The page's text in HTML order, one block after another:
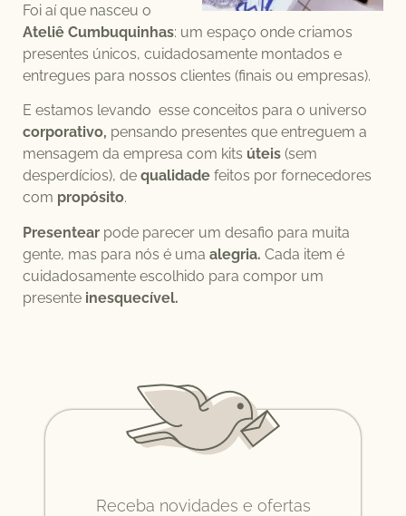
Foi aí que nasceu o
Ateliê Cumbuquinhas: um espaço onde criamos
presentes únicos, cuidadosamente montados e
entregues para nossos clientes (finais ou empresas).
E estamos levando esse conceitos para o universo
corporativo, pensando presentes que entreguem a
mensagem da empresa com kits úteis (sem
desperdícios), de qualidade feitos por fornecedores
com propósito.
Presentear pode parecer um desafio para muita
gente, mas para nós é uma alegria. Cada item é
cuidadosamente escolhido para compor um
presente inesquecível.
Receba novidades e ofertas